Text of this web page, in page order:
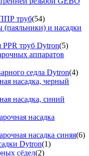
труб(54)
(паяльники) и насадки
труб Dytron(5)
аппаратов
седла Dytron(4)
насадка, черный
насадка, синий
насадка
насадка синяя(6)
Dytron(1)
сёдел(2)